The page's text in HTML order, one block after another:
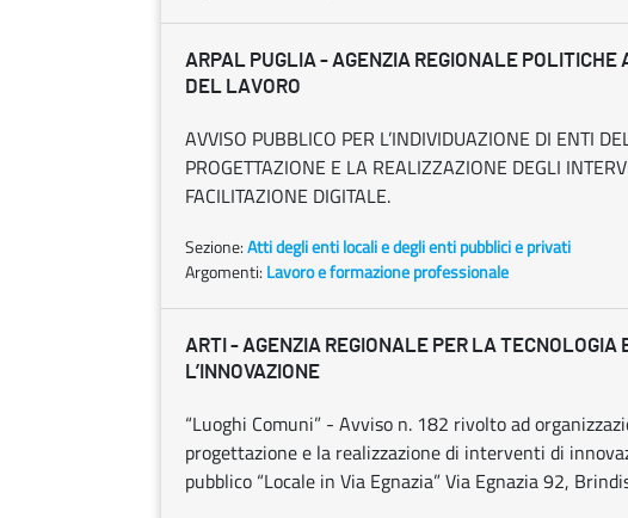
ARPAL PUGLIA - AGENZIA REGIONALE POLITICHE
DEL LAVORO
AVVISO PUBBLICO PER L’INDIVIDUAZIONE DI ENTI
PROGETTAZIONE E LA REALIZZAZIONE DEGLI
FACILITAZIONE DIGITALE.
Sezione:Atti degli enti locali e degli enti pubblici e privati
Argomenti: Lavoro e formazione professionale
ARTI - AGENZIA REGIONALE PER LA TECNOLOGIA
L’INNOVAZIONE
“Luoghi Comuni” - Avviso n. 182 rivolto ad
progettazione e la realizzazione di interventi di
pubblico “Locale in Via Egnazia” Via Egnazia 92,